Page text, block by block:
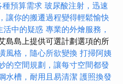
預算需求 玻尿酸注射，迅速
讓你的搬遷過程變得輕鬆愉快
活中的疑惑 專業的外燴服務，
島島上提供可選計劃選項的所
風格，隨心所欲變換 打掃阿姨
的空間規劃，讓每寸空間都發
水槽，耐用且易清潔 護照換發